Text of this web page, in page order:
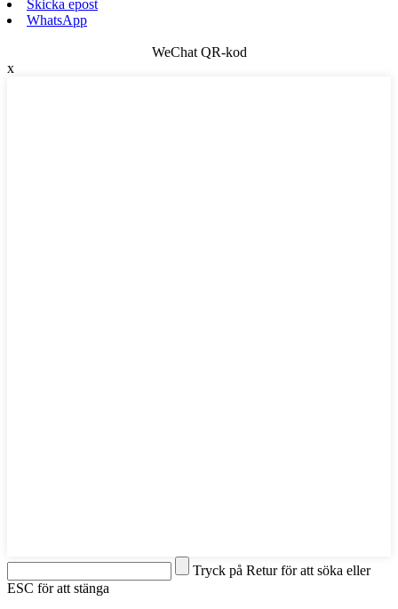
Skicka epost
WhatsApp
WeChat QR-kod
x
Tryck på Retur för att söka eller
ESC för att stänga